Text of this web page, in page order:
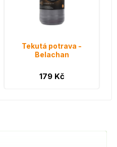
Tekutá potrava -
Belachan
179 Kč